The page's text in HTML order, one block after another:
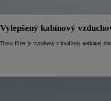
Vylepšený kabínový
Tento filter je vyrobený z kvalitnej netkanej